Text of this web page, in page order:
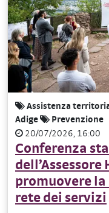
Assistenza
Adige
Prevenzione
20/07/2026, 16:00
Conferenza
promuovere
rete dei servizi